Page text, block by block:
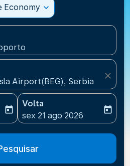
Economy expand_more
Airport(BEG), Serbia
close
date-aria-label
today
Volta
fc-booking-return-date-
sex 21 ago 2026
today